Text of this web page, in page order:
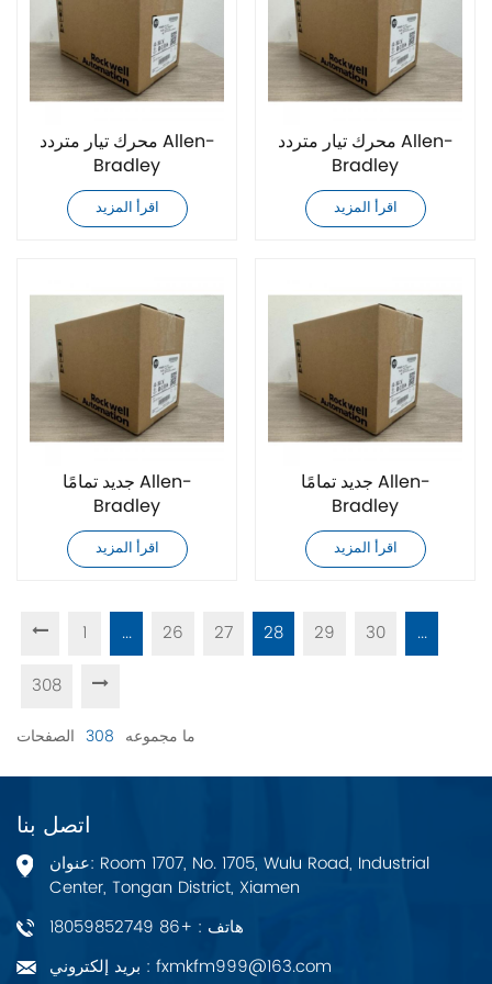
محرك تيار متردد Allen-
Bradley
20G14NF012JN0NNNNN
جديد تمامًا
اقرأ المزيد
محرك تيار متردد Allen-
Bradley
20G14NF015JA0NNNNN
جديد تمامًا
اقرأ المزيد
جديد تمامًا Allen-
Bradley
20G14NF015JN0NNNNN
مشغل تيار متردد
اقرأ المزيد
جديد تمامًا Allen-
Bradley
20G14NF020JA0NNNNN
مشغل تيار متردد
اقرأ المزيد
1 ... 26 27 28 29 30
...
308
ما مجموعه 308 الصفحات
اتصل بنا
عنوان: Room 1707, No. 1705, Wulu Road, Industrial
Center, Tongan District, Xiamen
هاتف : +86 18059852749
بريد إلكتروني : fxmkfm999@163.com